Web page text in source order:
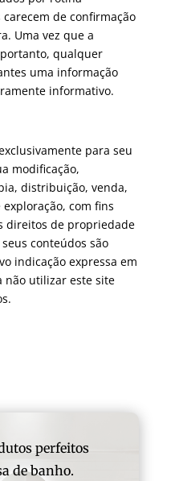
de confirmação
Uma vez que a
qualquer
uma informação
informativo.
para seu
modificação,
distribuição, venda,
com fins
direitos de propriedade
conteúdos são
indicação expressa em
não utilizar este site
perfeitos
de banho.